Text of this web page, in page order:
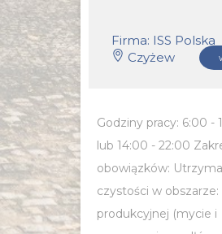
Firma: ISS Polska
Czyżew
Godziny pracy: 6:00 -
lub 14:00 - 22:00
obowiązków:
czystości w obszarze:
produkcyjnej (mycie i